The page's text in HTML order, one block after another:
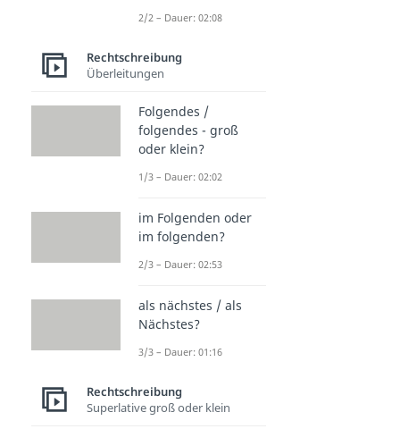
2/2 – Dauer: 02:08
Rechtschreibung
Überleitungen
Folgendes /
folgendes - groß
oder klein?
1/3 – Dauer: 02:02
im Folgenden oder
im folgenden?
2/3 – Dauer: 02:53
als nächstes / als
Nächstes?
3/3 – Dauer: 01:16
Rechtschreibung
Superlative groß oder klein